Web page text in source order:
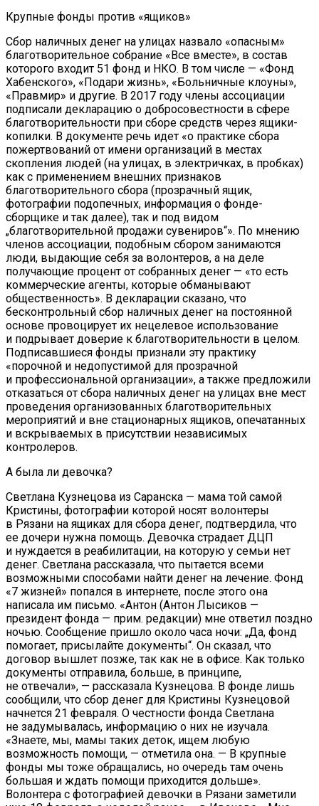
Крупные фонды против «ящиков»
Сбор наличных денег на улицах назвало «опасным»
благотворительное собрание «Все вместе», в состав
которого входит 51 фонд и НКО. В том числе — «Фонд
Хабенского», «Подари жизнь», «Больничные клоуны»,
«Правмир» и другие. В 2017 году члены ассоциации
подписали декларацию о добросовестности в сфере
благотворительности при сборе средств через ящики-
копилки. В документе речь идет «о практике сбора
пожертвований от имени организаций в местах
скопления людей (на улицах, в электричках, в пробках)
как с применением внешних признаков
благотворительного сбора (прозрачный ящик,
фотографии подопечных, информация о фонде-
сборщике и так далее), так и под видом
„благотворительной продажи сувениров“». По мнению
членов ассоциации, подобным сбором занимаются
люди, выдающие себя за волонтеров, а на деле
получающие процент от собранных денег — «то есть
коммерческие агенты, которые обманывают
общественность». В декларации сказано, что
бесконтрольный сбор наличных денег на постоянной
основе провоцирует их нецелевое использование
и подрывает доверие к благотворительности в целом.
Подписавшиеся фонды признали эту практику
«порочной и недопустимой для прозрачной
и профессиональной организации», а также предложили
отказаться от сбора наличных денег на улицах вне мест
проведения организованных благотворительных
мероприятий и вне стационарных ящиков, опечатанных
и вскрываемых в присутствии независимых
контролеров.
А была ли девочка?
Светлана Кузнецова из Саранска — мама той самой
Кристины, фотографии которой носят волонтеры
в Рязани на ящиках для сбора денег, подтвердила, что
ее дочери нужна помощь. Девочка страдает ДЦП
и нуждается в реабилитации, на которую у семьи нет
денег. Светлана рассказала, что пытается всеми
возможными способами найти денег на лечение. Фонд
«7 жизней» попался в интернете, после этого она
написала им письмо. «Антон (Антон Лысиков —
президент фонда — прим. редакции) мне ответил поздно
ночью. Сообщение пришло около часа ночи: „Да, фонд
помогает, присылайте документы“. Он сказал, что
договор вышлет позже, так как не в офисе. Как только
документы отправила, больше, в принципе,
не отвечали», — рассказала Кузнецова. В фонде лишь
сообщили, что сбор денег для Кристины Кузнецовой
начнется 21 февраля. О честности фонда Светлана
не задумывалась, информацию о них не изучала.
«Знаете, мы, мамы таких деток, ищем любую
возможность помощи, — отметила она. — В крупные
фонды мы тоже обращались, но очередь там очень
большая и ждать помощи приходится дольше».
Волонтера с фотографией девочки в Рязани заметили